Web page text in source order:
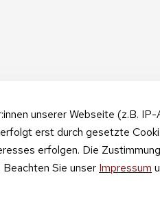
unserer Webseite (z.B.
erst durch gesetzte
erfolgen. Die
Sie unser Impressum